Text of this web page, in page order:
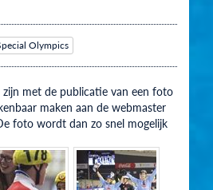
Olympics
met de publicatie van een foto
maken aan de webmaster
foto wordt dan zo snel mogelijk